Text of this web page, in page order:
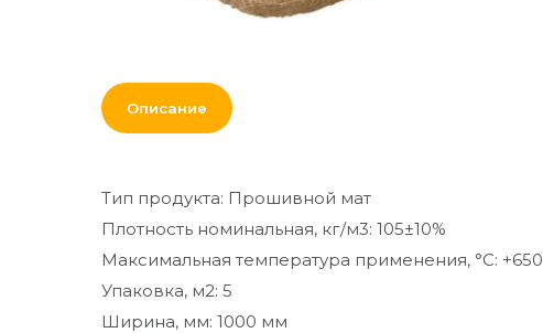
Двери, перекрытия,
Мебель для дома и
офиса
Дополнительные
товары и материалы
Благоустройство и
декор
Описание
Тип продукта: Прошивной мат
Плотность номинальная, кг/м3: 105±10%
Максимальная температура применения, °C: +650
Упаковка, м2: 5
Ширина, мм: 1000 мм